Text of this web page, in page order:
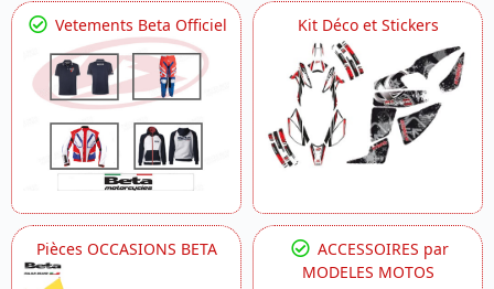
Vetements Beta Officiel Kit Déco et Stickers
Pièces OCCASIONS BETA
ACCESSOIRES par
MODELES MOTOS